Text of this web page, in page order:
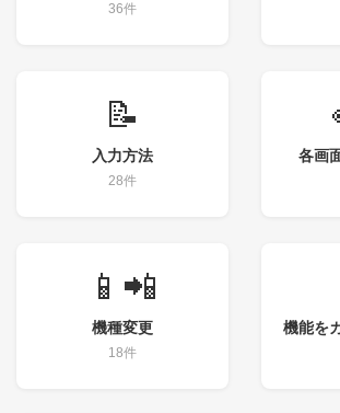
36件
📝
入力方法
28件
各画
📱📲
機種変更
18件
機能を